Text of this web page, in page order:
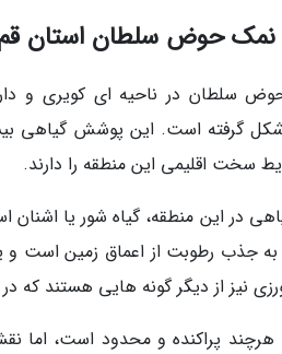
نمک حوض سلطان استان
سلطان در ناحیه ای کویری و
گرفته است. این پوشش گیاهی
سخت اقلیمی این منطقه را دارند.
در این منطقه، گیاه شور یا
به جذب رطوبت از اعماق زمین
نیز از دیگر گونه هایی هستند که
پراکنده و محدود است، اما